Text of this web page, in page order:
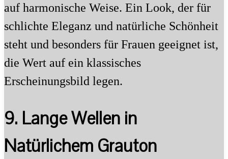
auf harmonische Weise. Ein Look, der für
schlichte Eleganz und natürliche Schönheit
steht und besonders für Frauen geeignet ist,
die Wert auf ein klassisches
Erscheinungsbild legen.
9. Lange Wellen in
Natürlichem Grauton